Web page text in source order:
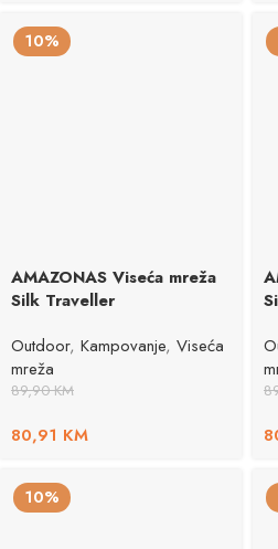
10%
AMAZONAS Viseća mreža
Silk Traveller
Outdoor, Kampovanje, Viseća
mreža
89,90KM
80,91 KM
10%